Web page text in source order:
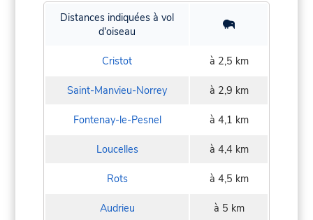
Distances indiquées à vol
d'oiseau
Cristot à 2,5 km
Saint-Manvieu-Norrey à 2,9 km
Fontenay-le-Pesnel à 4,1 km
Loucelles à 4,4 km
Rots à 4,5 km
Audrieu à 5 km